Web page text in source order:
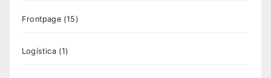
Frontpage(15)
Logística(1)